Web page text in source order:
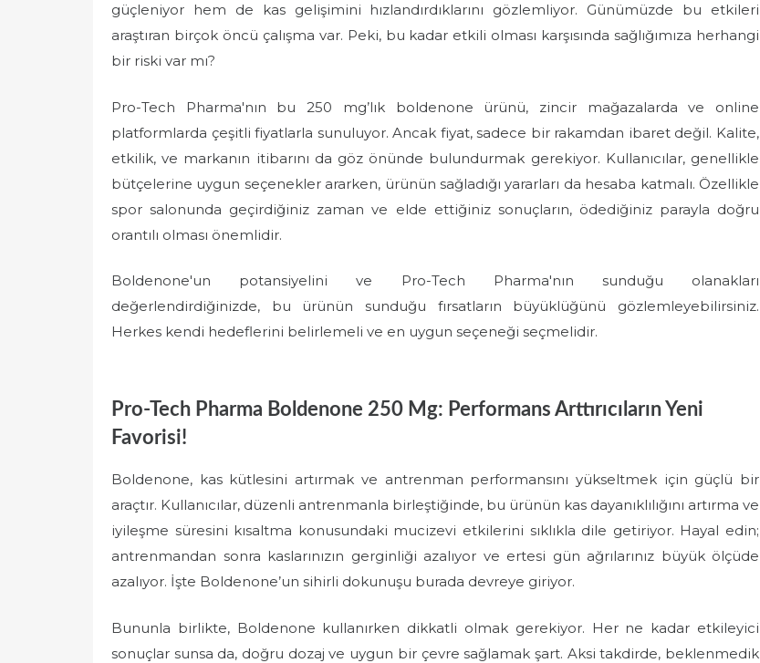
güçleniyor hem de kas gelişimini hızlandırdıklarını gözlemliyor. Günümüzde bu etkileri
araştıran birçok öncü çalışma var. Peki, bu kadar etkili olması karşısında sağlığımıza herhangi
bir riski var mı?
Pro-Tech Pharma'nın bu 250 mg’lık boldenone ürünü, zincir mağazalarda ve online
platformlarda çeşitli fiyatlarla sunuluyor. Ancak fiyat, sadece bir rakamdan ibaret değil. Kalite,
etkilik, ve markanın itibarını da göz önünde bulundurmak gerekiyor. Kullanıcılar, genellikle
bütçelerine uygun seçenekler ararken, ürünün sağladığı yararları da hesaba katmalı. Özellikle
spor salonunda geçirdiğiniz zaman ve elde ettiğiniz sonuçların, ödediğiniz parayla doğru
orantılı olması önemlidir.
Boldenone'un potansiyelini ve Pro-Tech Pharma'nın sunduğu olanakları
değerlendirdiğinizde, bu ürünün sunduğu fırsatların büyüklüğünü gözlemleyebilirsiniz.
Herkes kendi hedeflerini belirlemeli ve en uygun seçeneği seçmelidir.
Pro-Tech Pharma Boldenone 250 Mg: Performans Arttırıcıların Yeni
Favorisi!
Boldenone, kas kütlesini artırmak ve antrenman performansını yükseltmek için güçlü bir
araçtır. Kullanıcılar, düzenli antrenmanla birleştiğinde, bu ürünün kas dayanıklılığını artırma ve
iyileşme süresini kısaltma konusundaki mucizevi etkilerini sıklıkla dile getiriyor. Hayal edin;
antrenmandan sonra kaslarınızın gerginliği azalıyor ve ertesi gün ağrılarınız büyük ölçüde
azalıyor. İşte Boldenone’un sihirli dokunuşu burada devreye giriyor.
Bununla birlikte, Boldenone kullanırken dikkatli olmak gerekiyor. Her ne kadar etkileyici
sonuçlar sunsa da, doğru dozaj ve uygun bir çevre sağlamak şart. Aksi takdirde, beklenmedik